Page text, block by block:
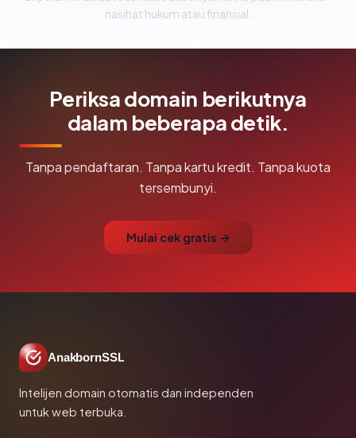
nasihat hukum atau finansial.
Periksa domain berikutnya
dalam beberapa detik.
Tanpa pendaftaran. Tanpa kartu kredit. Tanpa kuota
tersembunyi.
Mulai cek gratis →
AnakbornSSL
Intelijen domain otomatis dan independen
untuk web terbuka.